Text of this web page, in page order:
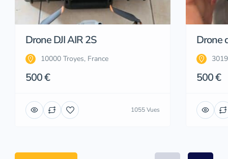
Drone DJI AIR 2S
10000 Troyes, France
500 €
1055 Vues
Drone
500 €